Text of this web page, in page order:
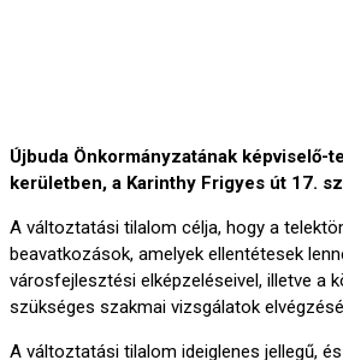
Újbuda Önkormányzatának
kerületben, a Karinthy Frigyes út 17.
A változtatási tilalom célja, hogy a
beavatkozások, amelyek ellentétesek
városfejlesztési elképzeléseivel, illetve a
szükséges szakmai vizsgálatok
A változtatási tilalom ideiglenes jellegű,